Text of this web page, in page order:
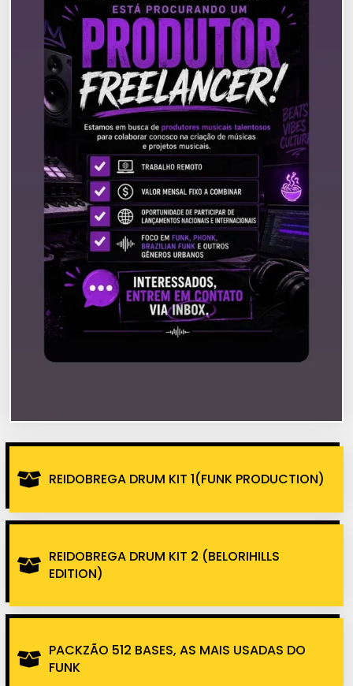
REIDOBREGA DRUM KIT 1(FUNK PRODUCTION)
REIDOBREGA DRUM KIT 2 (BELORIHILLS
EDITION)
PACKZÃO 512 BASES, AS MAIS USADAS DO
FUNK